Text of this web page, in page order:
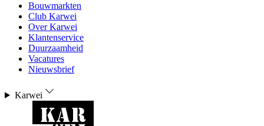
Bouwmarkten
Club Karwei
Over Karwei
Klantenservice
Duurzaamheid
Vacatures
Nieuwsbrief
Karwei